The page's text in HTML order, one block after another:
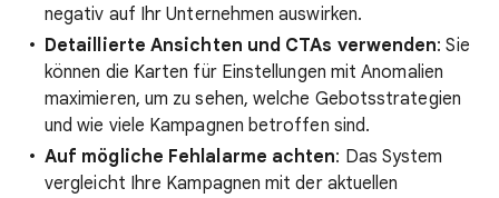
negativ auf Ihr Unternehmen auswirken.
Detaillierte Ansichten und CTAs verwenden: Sie
können die Karten für Einstellungen mit Anomalien
maximieren, um zu sehen, welche Gebotsstrategien
und wie viele Kampagnen betroffen sind.
Auf mögliche Fehlalarme achten: Das System
vergleicht Ihre Kampagnen mit der aktuellen